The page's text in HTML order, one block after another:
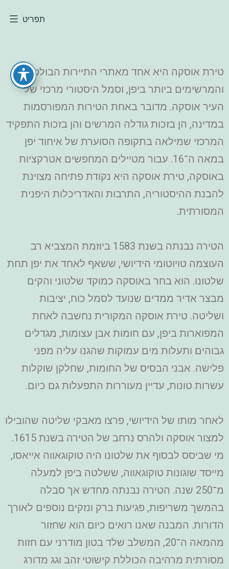
תפריט
טירת אוסקה היא אחד מאתרי התיירות הבולטים
והמרשימים ביותר ביפן, וסמל היסטורי מרכזי של
העיר אוסקה. מדובר באחת הטירות המפורסמות
במדינה, הן בזכות גודלה המרשים והן בזכות התפקיד
המרכזי שמילאה בתקופה הסוערת של איחוד יפן
במאה ה־16. עבור מטיילים המחפשים אטרקציות
באוסקה, טירת אוסקה היא נקודת פתיחה מצוינת
להבנת ההיסטוריה, התרבות והאדריכלות היפנית
המסורתית.
הטירה נבנתה בשנת 1583 ביוזמת המצביא רב
העוצמה טויוטומי הידיושי, ששאף לאחד את יפן תחת
שלטונו. הוא בחר באוסקה כמוקד שלטוני והקים
מבצר אדיר ממדים שנועד לסמל כוח, יציבות
ושליטה. טירת אוסקה המקורית נחשבה לאחת
המפוארות ביפן, עם חומות אבן עצומות, מגדלים
גבוהים ותעלות מים עמוקות שהגנו עליה מפני
פלישה. אבני הבסיס של החומות, שחלקן שוקלות
עשרות טונות, עדיין מעוררות התפעלות גם כיום.
לאחר מותו של הידיושי, פרצו מאבקי שליטה שהובילו
למצור אוסקה ולהרס נרחב של הטירה בשנת 1615.
מי שביסס לבסוף את שלטונו היה טוקוגאווה אייאסו,
מייסד שוגונות טוקוגאווה, ששלטה ביפן למעלה
מ־250 שנה. הטירה נבנתה מחדש אך סבלה
בהמשך משריפות, פגיעות ברק ונזקים נוספים לאורך
הדורות. המבנה שאנו רואים כיום הוא שחזור
מהמאה ה־20, המשלב שלד בטון מודרני עם חזות
מסורתית מרהיבה הכוללת קישוטי זהב וגג מדורג